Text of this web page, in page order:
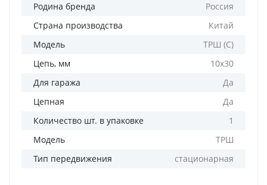
Родина бренда
Россия
Страна производства
Китай
Модель
ТРШ (С)
Цепь, мм
10х30
Для гаража
Да
Цепная
Да
Количество шт. в упаковке
1
Модель
ТРШ
Тип передвижения
стационарная